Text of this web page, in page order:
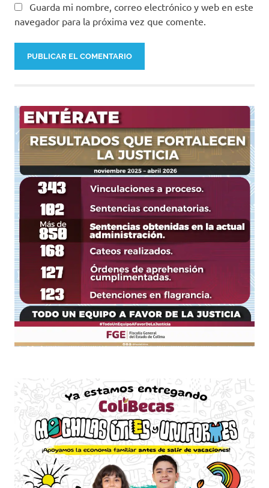
Guarda mi nombre, correo electrónico y web en este
navegador para la próxima vez que comente.